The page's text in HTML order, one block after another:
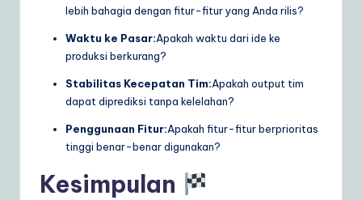
lebih bahagia dengan fitur-fitur yang Anda rilis?
Waktu ke Pasar:Apakah waktu dari ide ke
produksi berkurang?
Stabilitas Kecepatan Tim:Apakah output tim
dapat diprediksi tanpa kelelahan?
Penggunaan Fitur:Apakah fitur-fitur berprioritas
tinggi benar-benar digunakan?
Kesimpulan